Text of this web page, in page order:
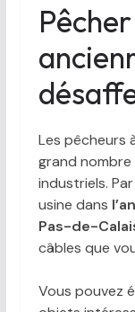
Les pêcheurs
grand
industriels.
usine dans
Pas-de-
câbles que
Vous pouvez